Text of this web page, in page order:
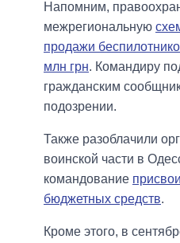
Напомним,
межрегиональную
продажи
млн грн. Командиру
гражданским
подозрении.
Также разоблачили
воинской части в
командование
бюджетных средств.
Кроме этого, в